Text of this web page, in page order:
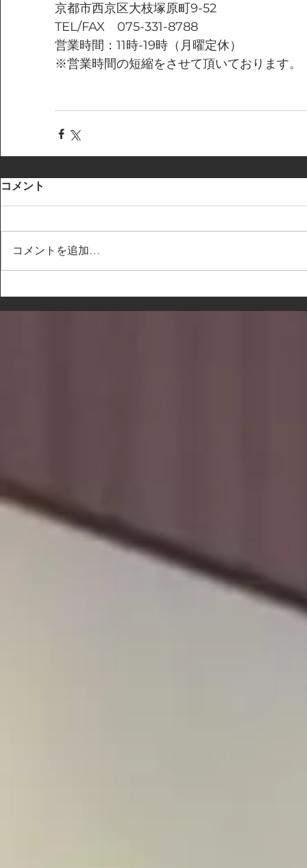
京都市西京区大枝塚原町9-52
TEL/FAX　075-331-8788
営業時間：11時-19時（月曜定休）
※営業時間の短縮をさせて頂いております。
コメント
コメントを追加…